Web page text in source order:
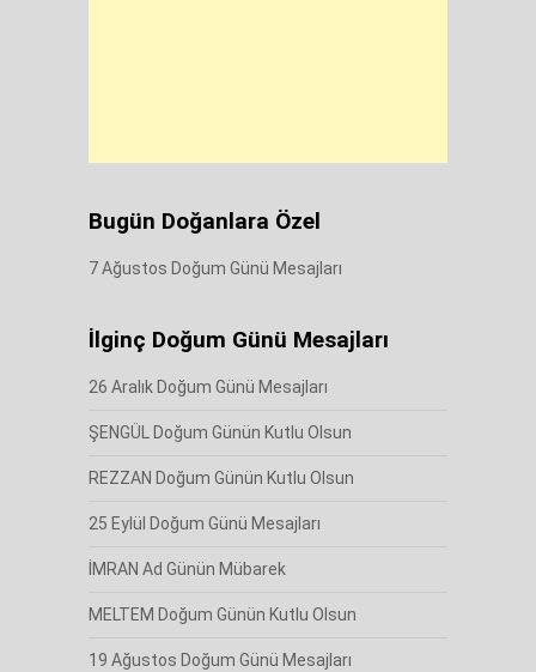
Bugün Doğanlara Özel
7 Ağustos Doğum Günü Mesajları
İlginç Doğum Günü Mesajları
26 Aralık Doğum Günü Mesajları
ŞENGÜL Doğum Günün Kutlu Olsun
REZZAN Doğum Günün Kutlu Olsun
25 Eylül Doğum Günü Mesajları
İMRAN Ad Günün Mübarek
MELTEM Doğum Günün Kutlu Olsun
19 Ağustos Doğum Günü Mesajları